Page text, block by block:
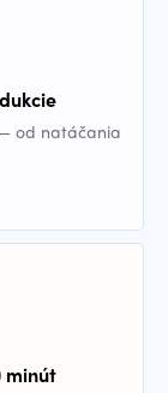
od natáčania
minút